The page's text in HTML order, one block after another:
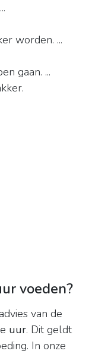
worden. ...
gaan. ...
voeden?
van de
uur. Dit geldt
In onze